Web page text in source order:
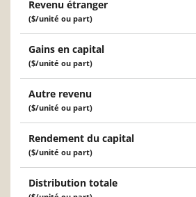
Revenu étranger
($/unité ou part)
Gains en capital
($/unité ou part)
Autre revenu
($/unité ou part)
Rendement du capital
($/unité ou part)
Distribution totale